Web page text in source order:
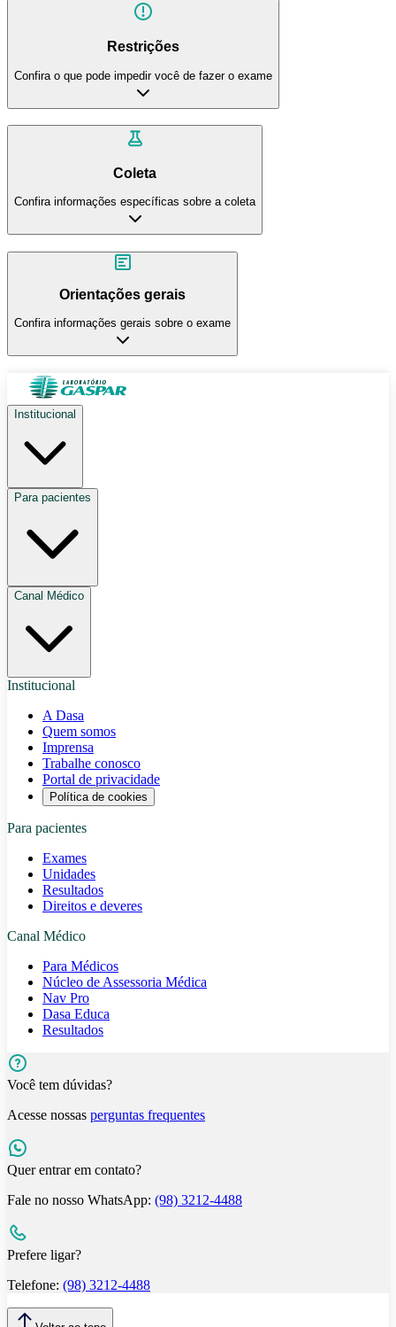
Restrições
Confira o que pode impedir você de fazer o exame
Coleta
Confira informações específicas sobre a coleta
Orientações gerais
Confira informações gerais sobre o exame
Institucional
Para pacientes
Canal Médico
Institucional
A Dasa
Quem somos
Imprensa
Trabalhe conosco
Portal de privacidade
Política de cookies
Para pacientes
Exames
Unidades
Resultados
Direitos e deveres
Canal Médico
Para Médicos
Núcleo de Assessoria Médica
Nav Pro
Dasa Educa
Resultados
Você tem dúvidas?
Acesse nossas perguntas frequentes
Quer entrar em contato?
Fale no nosso WhatsApp: (98) 3212-4488
Prefere ligar?
Telefone: (98) 3212-4488